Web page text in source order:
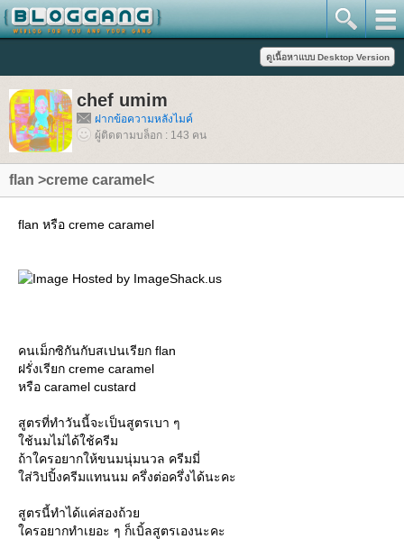
chef umim
ฝากข้อความหลังไมค์
ผู้ติดตามบล็อก : 143 คน
flan >creme caramel<
flan หรือ creme caramel
คนเม็กซิกันกับสเปนเรียก flan
ฝรั่งเรียก creme caramel
หรือ caramel custard
สูตรที่ทำวันนี้จะเป็นสูตรเบา ๆ
ช้นมไม่ได้ใช้ครีม
ถ้าใครอยากให้ขนมนุ่มนวล ครีมมี่
ส่วิปปิ้งครีมแทนนม ครึ่งต่อครึ่งได้นะคะ
สูตรนี้ทำได้แค่สองถ้ว
ครอยากทำเยอะ ๆ ก็เบิ้ลสูตรเองนะคะ